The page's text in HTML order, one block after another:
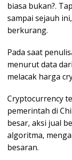
biasa bukan?.
sampai sejauh
berkurang.
Pada saat
menurut data
melacak harga
Cryptocurrency
pemerintah di
besar, aksi jual
algoritma,
besaran.